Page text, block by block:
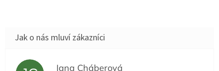
Jana Cháberová